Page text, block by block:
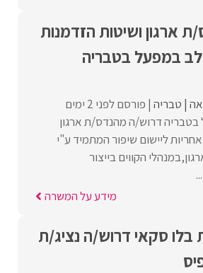
ארגון ושיטות הזדמנות
במפעל בטבריה
טבריה פורסם לפני 2 ימים
בטבריה דרוש/ה מהנדס/ת ארגון
ליישום שיפור המתמיד ע"י
הקווים בייצור
מידע על המשרה
בלו סקאי דרוש/ה נציג/ת